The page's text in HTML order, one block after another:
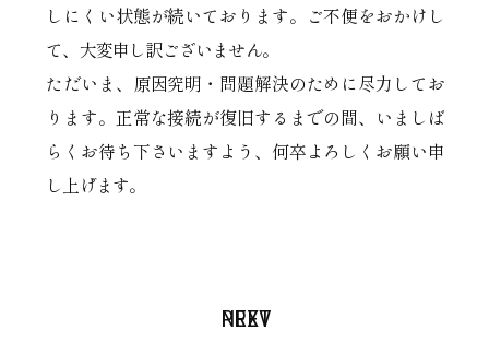
しにくい状態が続いております。ご不便をおかけし
て、大変申し訳ございません。
ただいま、原因究明・問題解決のために尽力してお
ります。正常な接続が復旧するまでの間、いましば
らくお待ち下さいますよう、何卒よろしくお願い申
し上げます。
PREV
NEXT